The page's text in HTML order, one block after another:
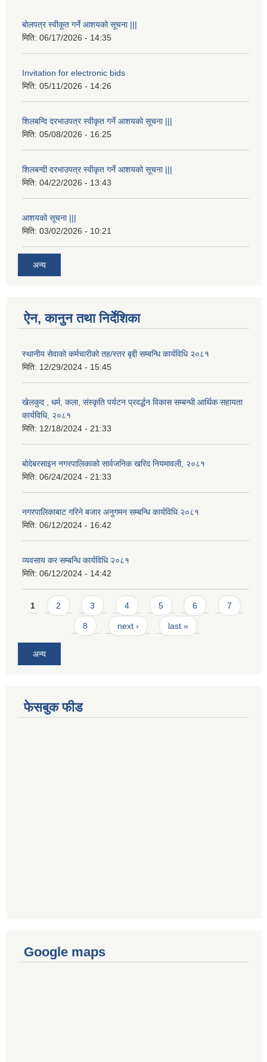
बोलपत्र स्वीकूत गर्ने आशयको सूचना |||
मिति: 06/17/2026 - 14:35
Invitation for electronic bids
मिति: 05/11/2026 - 14:26
शिलबन्दि दरभाउपत्र स्वीकृत गर्ने आशयको सूचना |||
मिति: 05/08/2026 - 16:25
शिलबन्दी दरभाउपत्र स्वीकृत गर्ने आशयको सूचना |||
मिति: 04/22/2026 - 13:43
आशयको सूचना |||
मिति: 03/02/2026 - 10:21
अन्य
ऐन, कानुन तथा निर्देशिका
स्थानीय सेवाको कर्मचारीको तह/स्तर बृद्दी सम्बन्धि कार्यविधि २०८१
मिति: 12/29/2024 - 15:45
खेलकुद , धर्म, कला, संस्कृति पर्यटन प्रवर्द्धन विकास सम्बन्धी आर्थिक सहायता
कार्यविधि, २०८१
मिति: 12/18/2024 - 21:33
बोदेबरसाइन नगरपालिकाको सार्वजनिक खरिद नियमावली, २०८१
मिति: 06/24/2024 - 21:33
नगरपालिकाबाट गरिने बजार अनुगमन सम्बन्धि कार्यविधि २०८१
मिति: 06/12/2024 - 16:42
व्यवसाय कर सम्बन्धि कार्यविधि २०८१
मिति: 06/12/2024 - 14:42
Pages
1 2 3 4 5 6 7
8 next › last »
अन्य
फेसबुक फीड
Google maps